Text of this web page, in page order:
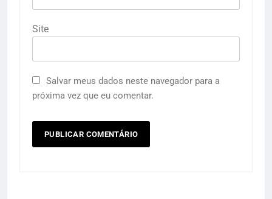
Site
Salvar meus dados neste navegador para a
próxima vez que eu comentar.